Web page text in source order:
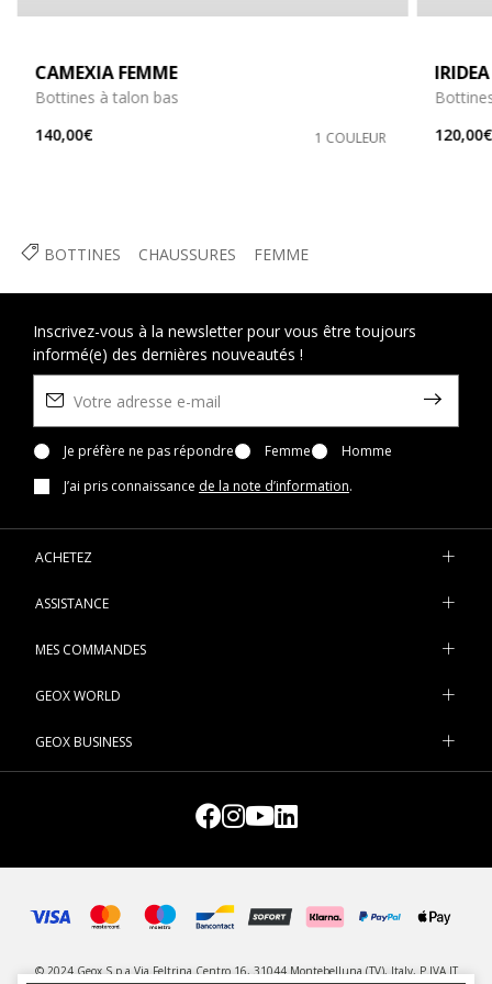
BOTTINES CHAUSSURES FEMME
CAMEXIA FEMME
Bottines à talon bas
140,00€
1 COULEUR
120,00€
Inscrivez-vous à la newsletter pour vous être toujours
informé(e) des dernières nouveautés !
Je préfère ne pas répondre Femme
Homme
J’ai pris connaissance de la note d’information.
ACHETEZ
ASSISTANCE
MES COMMANDES
GEOX WORLD
GEOX BUSINESS
© 2024 Geox S.p.a Via Feltrina Centro 16, 31044 Montebelluna (TV), Italy, P.IVA IT